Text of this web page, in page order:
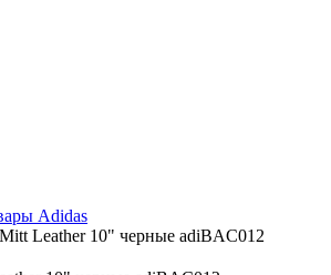
Adidas
Leather 10" черные adiBAC012